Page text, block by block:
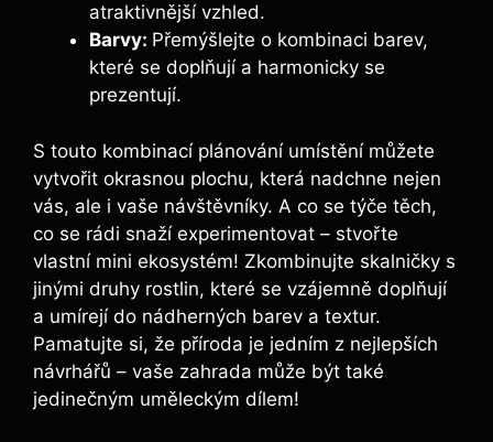
atraktivnější vzhled.
Barvy: Přemýšlejte o kombinaci barev,
které se doplňují a harmonicky se
prezentují.
S touto kombinací plánování umístění můžete
vytvořit okrasnou plochu, která nadchne nejen
vás, ale i vaše návštěvníky. A co se týče těch,
co se rádi snaží experimentovat – stvořte
vlastní mini ekosystém! Zkombinujte skalničky s
jinými druhy rostlin, které se vzájemně doplňují
a umírejí do nádherných barev a textur.
Pamatujte si, že příroda je jedním z nejlepších
návrhářů – vaše zahrada může být také
jedinečným uměleckým dílem!